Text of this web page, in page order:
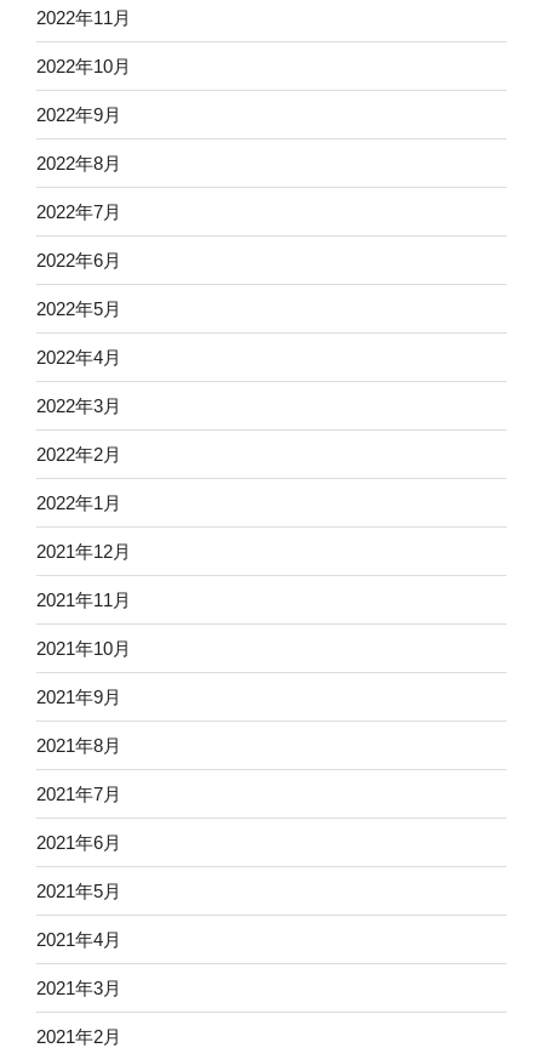
2022年11月
2022年10月
2022年9月
2022年8月
2022年7月
2022年6月
2022年5月
2022年4月
2022年3月
2022年2月
2022年1月
2021年12月
2021年11月
2021年10月
2021年9月
2021年8月
2021年7月
2021年6月
2021年5月
2021年4月
2021年3月
2021年2月